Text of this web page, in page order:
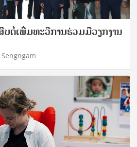
ບຕໍ່ເພີ່ມທະວີການຮ່ວມມືວຽກງານ